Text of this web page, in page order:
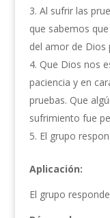
Al sufrir las
que sabemos
del amor de Dios
Que Dios nos
paciencia y en
pruebas. Que
sufrimiento fue
El grupo
Aplicación:
El grupo